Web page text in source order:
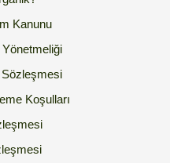
Kanunu
Yönetmeliği
Sözleşmesi
Koşulları